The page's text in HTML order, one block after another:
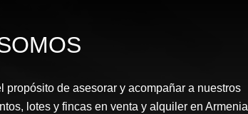
de asesorar y acompañar a nuestros
lotes y fincas en venta y alquiler en Armenia